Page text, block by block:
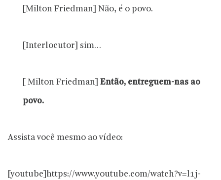
[Milton Friedman] Não, é o povo.
[Interlocutor] sim…
[ Milton Friedman] Então, entreguem-nas ao
povo.
Assista você mesmo ao vídeo:
[youtube]https://www.youtube.com/watch?v=l1j-